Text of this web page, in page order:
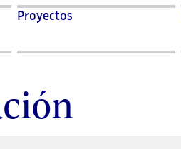
Proyectos